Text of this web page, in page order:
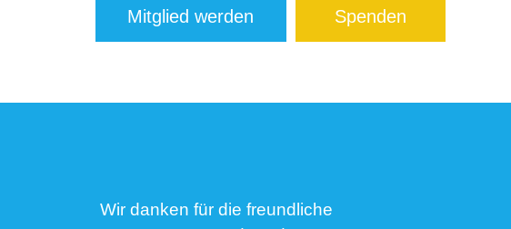
Mitglied werden Spenden
Wir danken für die freundliche